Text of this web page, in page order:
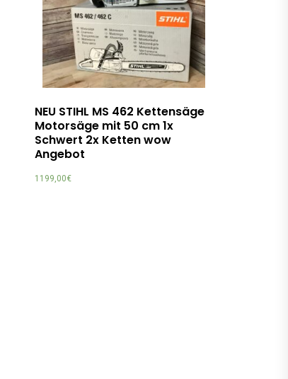
NEU STIHL MS 462 Kettensäge
Motorsäge mit 50 cm 1x
Schwert 2x Ketten wow
Angebot
1199,00€